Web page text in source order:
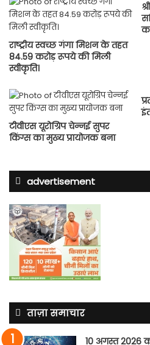
राष्ट्रीय स्वच्छ गंगा मिशन के तहत
84.59 करोड़ रूपये की मिली
स्वीकृति।
टीवीएस यूरोग्रिप चेन्नई सुपर
किंग्स का मुख्य प्रायोजक बना
advertisement
ताज़ा समाचार
10 अगस्त 2026